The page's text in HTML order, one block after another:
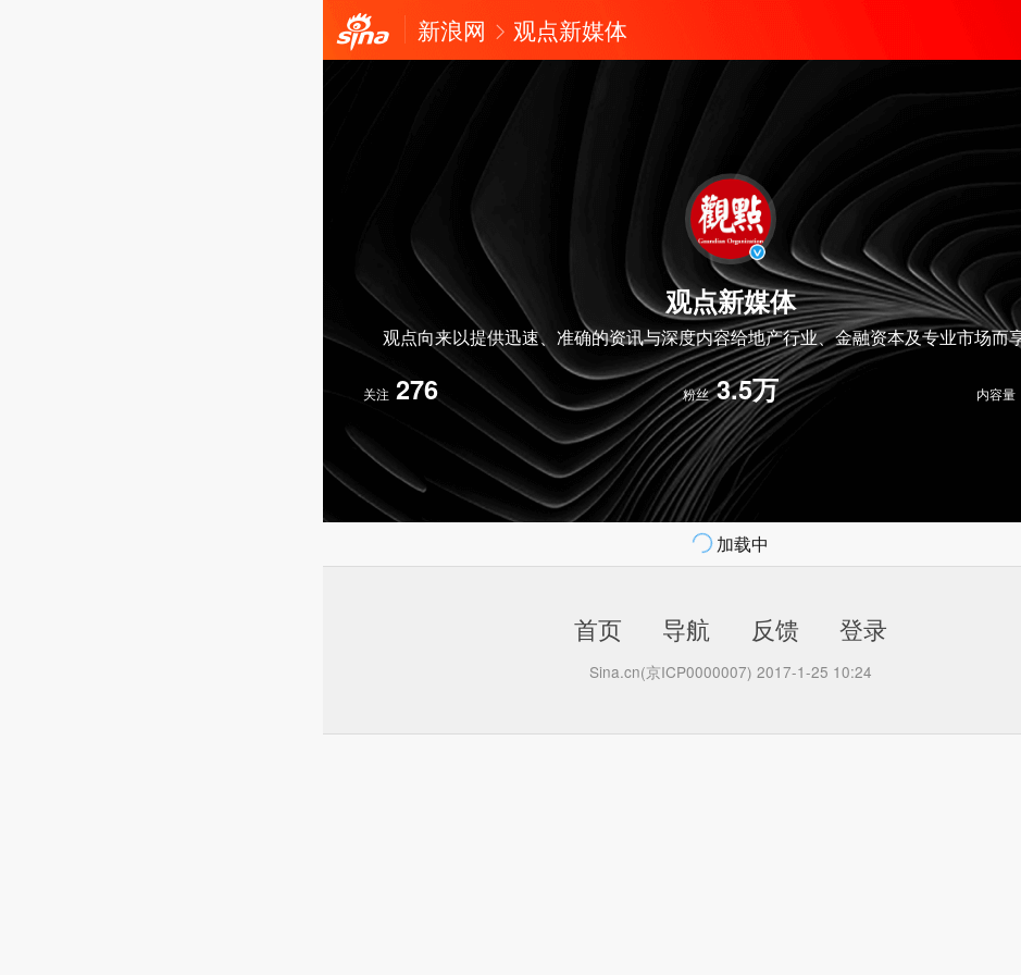
新浪网 观点新媒体
观点新媒体
观点向来以提供迅速、准确的资讯与深度内容给地产行业、金融资本及专业市场而
关注 276 粉丝 3.5万 内容量
加载中
首页 导航 反馈 登录
Sina.cn(京ICP0000007) 2017-1-25 10:24